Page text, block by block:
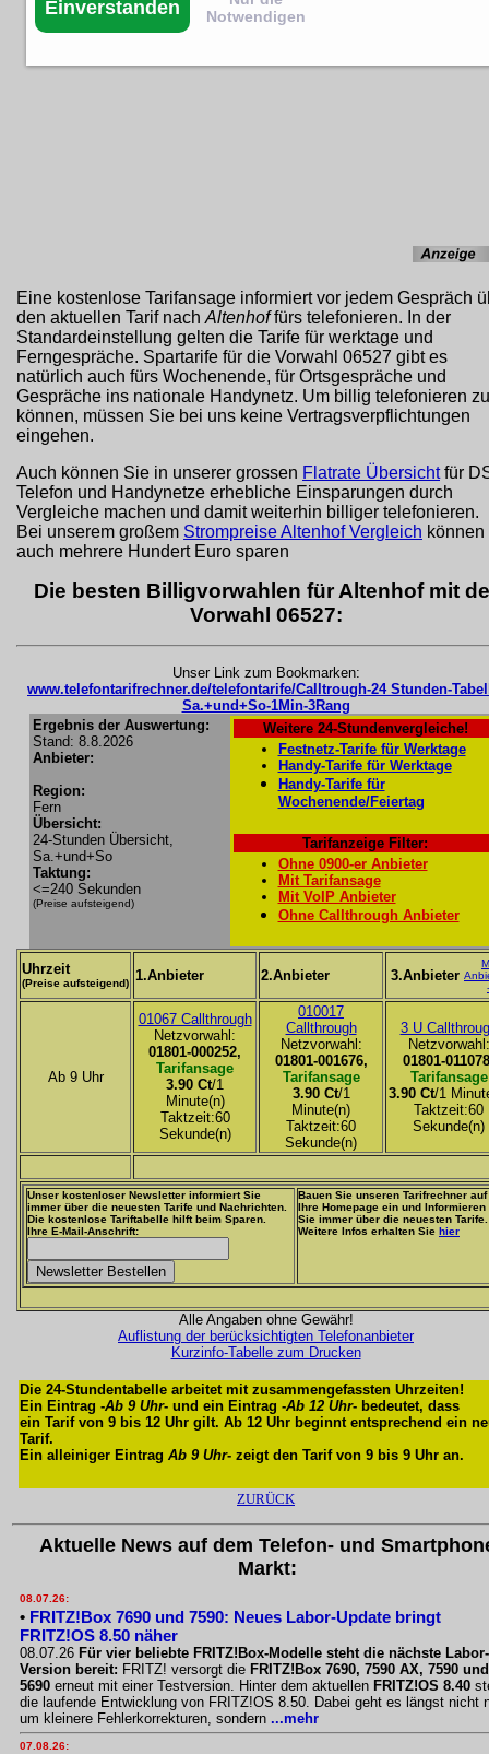
Eine kostenlose Tarifansage informiert vor jedem Gespräch
den aktuellen Tarif nach Altenhoffürs telefonieren. In der
Standardeinstellung gelten die Tarife für werktage und
Ferngespräche. Spartarife für die Vorwahl 06527 gibt es
natürlich auch fürs Wochenende, für Ortsgespräche und
Gespräche ins nationale Handynetz. Um billig telefonieren zu
können, müssen Sie bei uns keine Vertragsverpflichtungen
eingehen.
Auch können Sie in unserer grossen Flatrate Übersichtfür
Telefon und Handynetze erhebliche Einsparungen durch
Vergleiche machen und damit weiterhin billiger telefonieren.
Bei unserem großem Strompreise Altenhof Vergleich können
auch mehrere Hundert Euro sparen
Die besten Billigvorwahlen für Altenhof mit
Vorwahl 06527:
Unser Link zum Bookmarken:
www.telefontarifrechner.de/telefontarife/Calltrough-24 Stunden-
Sa.+und+So-1Min-3Rang
Ergebnis der Auswertung:
Stand: 8.8.2026
Anbieter:
Region:
Fern
Übersicht:
24-Stunden Übersicht,
Sa.+und+So
Taktung:
<=240 Sekunden
(Preise aufsteigend)
Weitere 24-Stundenvergleiche!
Festnetz-Tarife für Werktage
Handy-Tarife für Werktage
Handy-Tarife für
Wochenende/Feiertag
Tarifanzeige Filter:
Ohne 0900-er Anbieter
Mit Tarifansage
Mit VoIP Anbieter
Ohne Callthrough Anbieter
Uhrzeit
(Preise aufsteigend) 1.Anbieter 2.Anbieter 3.Anbieter
Ab 9 Uhr
01067 Callthrough
Netzvorwahl:
01801-000252,
Tarifansage
3.90 Ct/1
Minute(n)
Taktzeit:60
Sekunde(n)
010017
Callthrough
Netzvorwahl:
01801-001676,
Tarifansage
3.90 Ct/1
Minute(n)
Taktzeit:60
Sekunde(n)
3 U
Netzvorwahl:
01801-
Tarifansage
3.90 Ct/1
Taktzeit:60
Sekunde(n)
Unser kostenloser Newsletter informiert Sie
immer über die neuesten Tarife und Nachrichten.
Die kostenlose Tariftabelle hilft beim Sparen.
Ihre E-Mail-Anschrift:
Bauen Sie unseren Tarifrechner auf
Ihre Homepage ein und Informieren
Sie immer über die neuesten Tarife.
Weitere Infos erhalten Sie hier
Alle Angaben ohne Gewähr!
Auflistung der berücksichtigten Telefonanbieter
Kurzinfo-Tabelle zum Drucken
Die 24-Stundentabelle arbeitet mit zusammengefassten Uhrzeiten!
Ein Eintrag -Ab 9 Uhr- und ein Eintrag -Ab 12 Uhr- bedeutet, dass
ein Tarif von 9 bis 12 Uhr gilt. Ab 12 Uhr beginnt entsprechend ein
Tarif.
Ein alleiniger Eintrag Ab 9 Uhr- zeigt den Tarif von 9 bis 9 Uhr an.
ZURÜCK
Aktuelle News auf dem Telefon- und
Markt:
08.07.26:
• FRITZ!Box 7690 und 7590: Neues Labor-Update bringt
FRITZ!OS 8.50 näher
08.07.26 Für vier beliebte FRITZ!Box-Modelle steht die nächste Labor-
Version bereit: FRITZ! versorgt die FRITZ!Box 7690, 7590 AX, 7590 und
5690 erneut mit einer Testversion. Hinter dem aktuellen FRITZ!OS 8.40
die laufende Entwicklung von FRITZ!OS 8.50. Dabei geht es längst nicht
um kleinere Fehlerkorrekturen, sondern ...mehr
07.08.26:
Einverstanden
Notwendigen